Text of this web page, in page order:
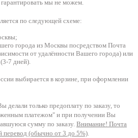
гарантировать мы не можем.
по следующей схеме:
города из Москвы посредством Почта
от удалённости Вашего города) или
7 дней).
выбирается в корзине, при оформлении
делали только предоплату по заказу, то
платежом" и при получении Вы
сумму по заказу. Внимание! Почта
перевод (обычно от 3 до 5%).